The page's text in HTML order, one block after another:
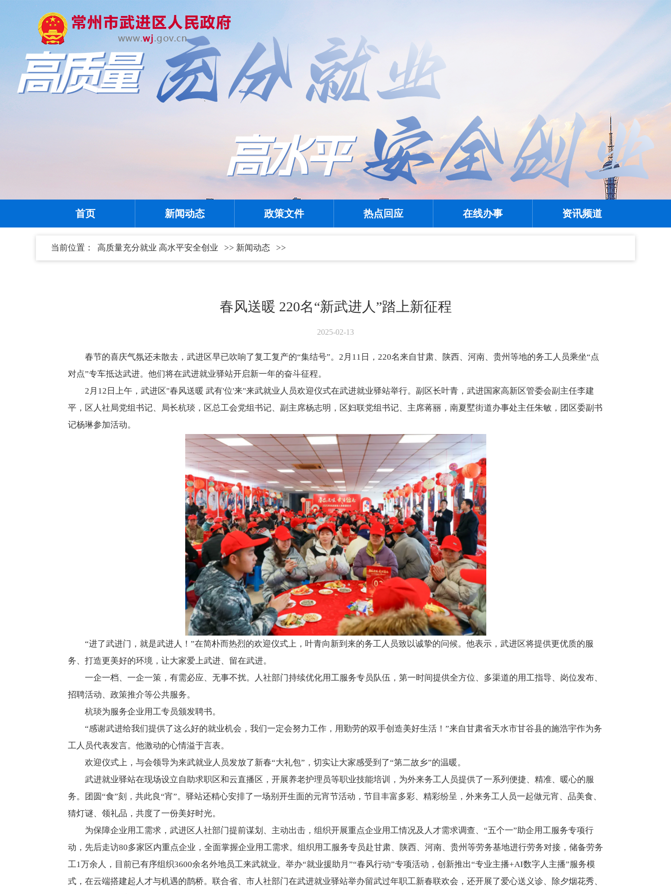
首页 新闻动态 政策文件 热点回应 在线办事 资讯频道
当前位置： 高质量充分就业 高水平安全创业 >> 新闻动态 >>
春风送暖 220名“新武进人”踏上新征程
2025-02-13
春节的喜庆气氛还未散去，武进区早已吹响了复工复产的“集结号”。2月11日，220名来自甘肃、陕西、河南、贵州等地的务工人员乘坐“点
对点”专车抵达武进。他们将在武进就业驿站开启新一年的奋斗征程。
2月12日上午，武进区"春风送暖 武有'位'来"来武就业人员欢迎仪式在武进就业驿站举行。副区长叶青，武进国家高新区管委会副主任李建
平，区人社局党组书记、局长杭琰，区总工会党组书记、副主席杨志明，区妇联党组书记、主席蒋丽，南夏墅街道办事处主任朱敏，团区委副书
记杨琳参加活动。
“进了武进门，就是武进人！”在简朴而热烈的欢迎仪式上，叶青向新到来的务工人员致以诚挚的问候。他表示，武进区将提供更优质的服
务、打造更美好的环境，让大家爱上武进、留在武进。
一企一档、一企一策，有需必应、无事不扰。人社部门持续优化用工服务专员队伍，第一时间提供全方位、多渠道的用工指导、岗位发布、
招聘活动、政策推介等公共服务。
杭琰为服务企业用工专员颁发聘书。
“感谢武进给我们提供了这么好的就业机会，我们一定会努力工作，用勤劳的双手创造美好生活！”来自甘肃省天水市甘谷县的施浩宇作为务
工人员代表发言。他激动的心情溢于言表。
欢迎仪式上，与会领导为来武就业人员发放了新春“大礼包”，切实让大家感受到了“第二故乡”的温暖。
武进就业驿站在现场设立自助求职区和云直播区，开展养老护理员等职业技能培训，为外来务工人员提供了一系列便捷、精准、暖心的服
务。团圆“食”刻，共此良“宵”。驿站还精心安排了一场别开生面的元宵节活动，节目丰富多彩、精彩纷呈，外来务工人员一起做元宵、品美食、
猜灯谜、领礼品，共度了一份美好时光。
为保障企业用工需求，武进区人社部门提前谋划、主动出击，组织开展重点企业用工情况及人才需求调查、“五个一”助企用工服务专项行
动，先后走访80多家区内重点企业，全面掌握企业用工需求。组织用工服务专员赴甘肃、陕西、河南、贵州等劳务基地进行劳务对接，储备劳务
工1万余人，目前已有序组织3600余名外地员工来武就业。举办“就业援助月”“春风行动”专项活动，创新推出“专业主播+AI数字人主播”服务模
式，在云端搭建起人才与机遇的鹊桥。联合省、市人社部门在武进就业驿站举办留武过年职工新春联欢会，还开展了爱心送义诊、除夕烟花秀、